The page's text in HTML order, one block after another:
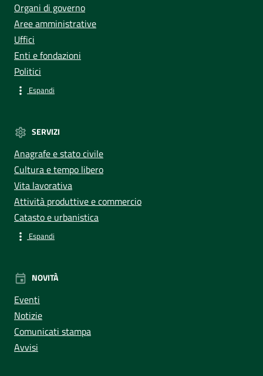
Organi di governo
Aree amministrative
Uffici
Enti e fondazioni
Politici
Espandi
SERVIZI
Anagrafe e stato civile
Cultura e tempo libero
Vita lavorativa
Attività produttive e commercio
Catasto e urbanistica
Espandi
NOVITÀ
Eventi
Notizie
Comunicati stampa
Avvisi